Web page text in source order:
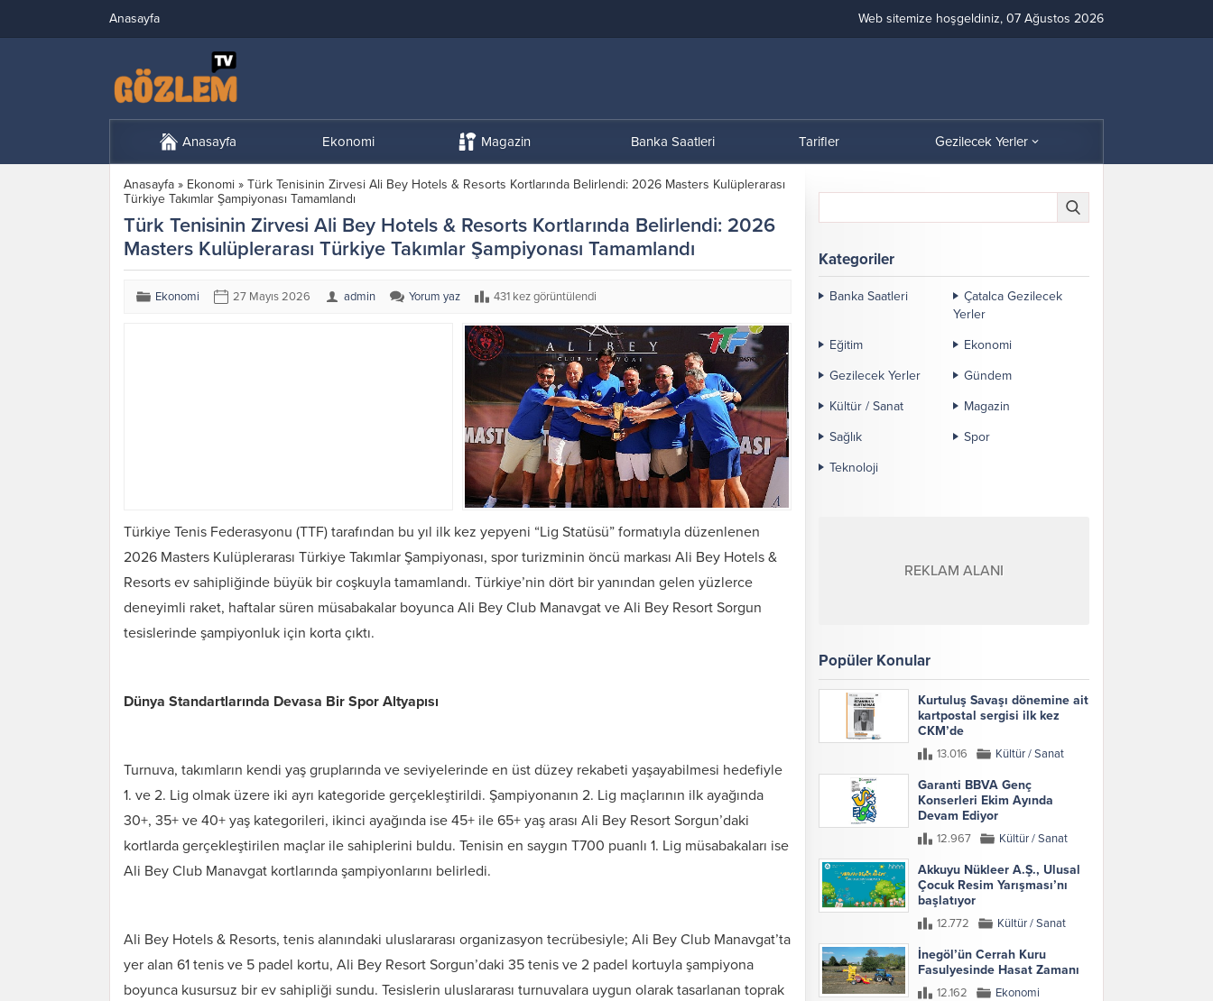
Anasayfa Web sitemize hoşgeldiniz, 07 Ağustos 2026
Anasayfa Ekonomi Magazin Banka Saatleri Tarifler Gezilecek Yerler
Anasayfa » Ekonomi » Türk Tenisinin Zirvesi Ali Bey Hotels & Resorts Kortlarında Belirlendi: 2026 Masters Kulüplerarası
Türkiye Takımlar Şampiyonası Tamamlandı
Türk Tenisinin Zirvesi Ali Bey Hotels & Resorts Kortlarında Belirlendi: 2026
Masters Kulüplerarası Türkiye Takımlar Şampiyonası Tamamlandı
Ekonomi 27 Mayıs 2026 admin Yorum yaz 431 kez görüntülendi
Türkiye Tenis Federasyonu (TTF) tarafından bu yıl ilk kez yepyeni “Lig Statüsü” formatıyla düzenlenen
2026 Masters Kulüplerarası Türkiye Takımlar Şampiyonası, spor turizminin öncü markası Ali Bey Hotels &
Resorts ev sahipliğinde büyük bir coşkuyla tamamlandı. Türkiye’nin dört bir yanından gelen yüzlerce
deneyimli raket, haftalar süren müsabakalar boyunca Ali Bey Club Manavgat ve Ali Bey Resort Sorgun
tesislerinde şampiyonluk için korta çıktı.
Dünya Standartlarında Devasa Bir Spor Altyapısı
Turnuva, takımların kendi yaş gruplarında ve seviyelerinde en üst düzey rekabeti yaşayabilmesi hedefiyle
1. ve 2. Lig olmak üzere iki ayrı kategoride gerçekleştirildi. Şampiyonanın 2. Lig maçlarının ilk ayağında
30+, 35+ ve 40+ yaş kategorileri, ikinci ayağında ise 45+ ile 65+ yaş arası Ali Bey Resort Sorgun’daki
kortlarda gerçekleştirilen maçlar ile sahiplerini buldu. Tenisin en saygın T700 puanlı 1. Lig müsabakaları ise
Ali Bey Club Manavgat kortlarında şampiyonlarını belirledi.
Ali Bey Hotels & Resorts, tenis alanındaki uluslararası organizasyon tecrübesiyle; Ali Bey Club Manavgat’ta
yer alan 61 tenis ve 5 padel kortu, Ali Bey Resort Sorgun’daki 35 tenis ve 2 padel kortuyla şampiyona
boyunca kusursuz bir ev sahipliği sundu. Tesislerin uluslararası turnuvalara uygun olarak tasarlanan toprak
Kategoriler
Banka Saatleri
Çatalca Gezilecek
Yerler
Eğitim
Ekonomi
Gezilecek Yerler
Gündem
Kültür / Sanat
Magazin
Sağlık
Spor
Teknoloji
REKLAM ALANI
Popüler Konular
Kurtuluş Savaşı dönemine ait
kartpostal sergisi ilk kez
CKM’de
13.016 Kültür / Sanat
Garanti BBVA Genç
Konserleri Ekim Ayında
Devam Ediyor
12.967 Kültür / Sanat
Akkuyu Nükleer A.Ş., Ulusal
Çocuk Resim Yarışması’nı
başlatıyor
12.772 Kültür / Sanat
İnegöl’ün Cerrah Kuru
Fasulyesinde Hasat Zamanı
12.162 Ekonomi